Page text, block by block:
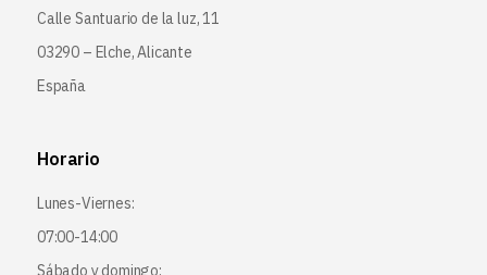
Calle Santuario de la luz, 11
03290 – Elche, Alicante
España
Horario
Lunes-Viernes:
07:00-14:00
Sábado y domingo: